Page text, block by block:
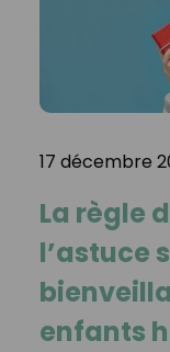
17 décembre
La règle
l’astuce
enfants